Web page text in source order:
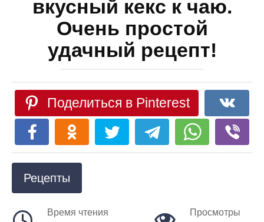
вкусный кекс к чаю.
Очень простой
удачный рецепт!
Поделиться в Pinterest
Рецепты
Время чтения Просмотры